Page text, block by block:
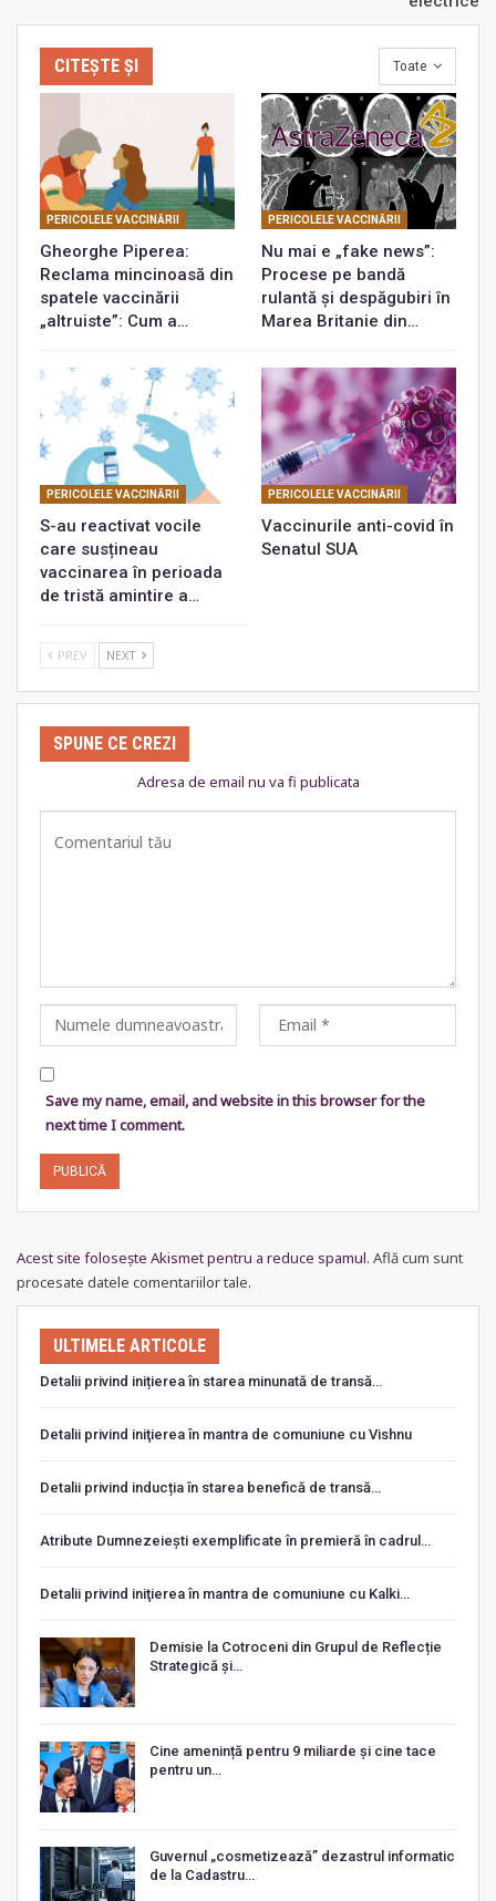
Toate
CITEȘTE ȘI
PERICOLELE VACCINĂRII
Gheorghe Piperea:
Reclama mincinoasă din
spatele vaccinării
„altruiste”: Cum a…
PERICOLELE VACCINĂRII
Nu mai e „fake news”:
Procese pe bandă
rulantă și despăgubiri în
Marea Britanie din…
PERICOLELE VACCINĂRII
S-au reactivat vocile
care susțineau
vaccinarea în perioada
de tristă amintire a…
PERICOLELE VACCINĂRII
Vaccinurile anti-covid în
Senatul SUA
PREV NEXT
SPUNE CE CREZI
Adresa de email nu va fi publicata
Save my name, email, and website in this browser for the
next time I comment.
Acest site folosește Akismet pentru a reduce spamul. Află cum sunt
procesate datele comentariilor tale.
ULTIMELE ARTICOLE
Detalii privind inițierea în starea minunată de transă…
Detalii privind iniţierea în mantra de comuniune cu Vishnu
Detalii privind inducția în starea benefică de transă…
Atribute Dumnezeiești exemplificate în premieră în cadrul…
Detalii privind iniţierea în mantra de comuniune cu Kalki…
Demisie la Cotroceni din Grupul de Reflecție
Strategică și…
Cine amenință pentru 9 miliarde și cine tace
pentru un…
Guvernul „cosmetizează” dezastrul informatic
de la Cadastru…